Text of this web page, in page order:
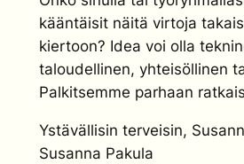
kääntäisit näitä virtoja
kiertoon? Idea voi olla
taloudellinen, yhteisöllinen
Palkitsemme parhaan
Ystävällisin terveisin,
Susanna Pakula